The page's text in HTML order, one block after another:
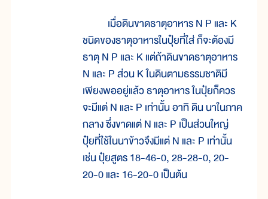
เมื่อดินขาดธาตุอาหาร N P และ K
ชนิดของธาตุอาหารในปุ๋ยที่ใส่ ก็จะต้องมี
ธาตุ N P และ K แต่ถ้าดินขาดธาตุอาหาร
N และ P ส่วน K ในดินตามธรรมชาติมี
เพียงพออยู่แล้ว ธาตุอาหาร ในปุ๋ยก็ควร
จะมีแต่ N และ P เท่านั้น อาทิ ดิน นาในภาค
กลาง ซึ่งขาดแต่ N และ P เป็นส่วนใหญ่
ปุ๋ยที่ใช้ในนาข้าวจึงมีแต่ N และ P เท่านั้น
เช่น ปุ๋ยสูตร 18-46-0, 28-28-0, 20-
20-0 และ 16-20-0 เป็นต้น